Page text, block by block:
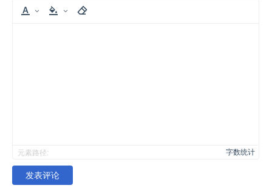
元素路径: 字数统计
发表评论